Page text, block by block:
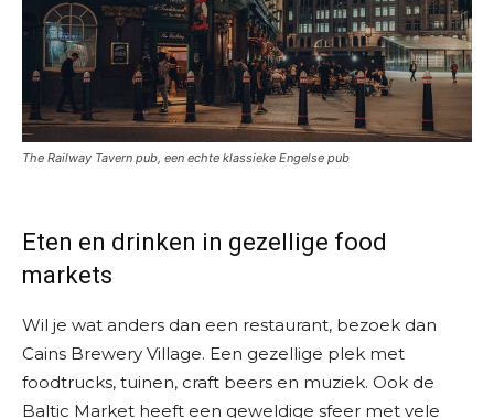
The Railway Tavern pub, een echte klassieke Engelse pub
Eten en drinken in gezellige food
markets
Wil je wat anders dan een restaurant, bezoek dan
Cains Brewery Village. Een gezellige plek met
foodtrucks, tuinen, craft beers en muziek. Ook de
Baltic Market heeft een geweldige sfeer met vele